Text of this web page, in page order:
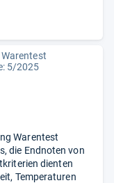
5/2025
Warentest
die Endnoten von
dienten
Temperaturen